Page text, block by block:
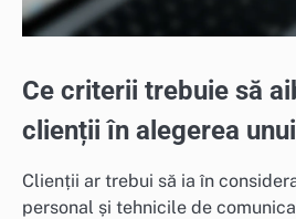
Ce criterii trebuie să
clienții în alegerea
Clienții ar trebui să ia în
personal și tehnicile de